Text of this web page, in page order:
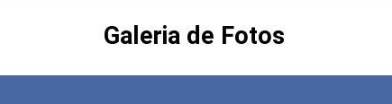
Galeria de Fotos